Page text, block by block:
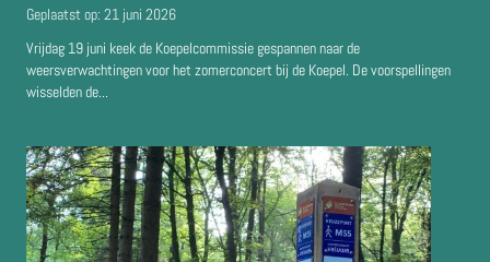
Geplaatst op: 21 juni 2026
Vrijdag 19 juni keek de Koepelcommissie gespannen naar de
weersverwachtingen voor het zomerconcert bij de Koepel. De voorspellingen
wisselden de...